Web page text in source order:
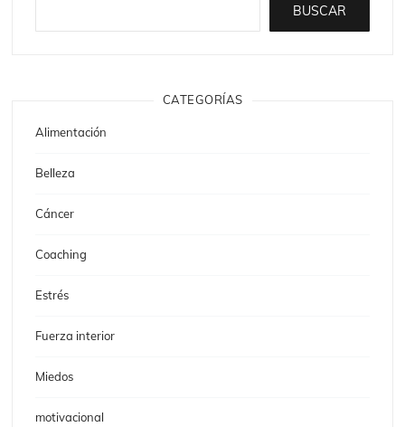
BUSCAR
CATEGORÍAS
Alimentación
Belleza
Cáncer
Coaching
Estrés
Fuerza interior
Miedos
motivacional